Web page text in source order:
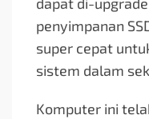
penyimpanan
super cepat
sistem dalam
Komputer ini